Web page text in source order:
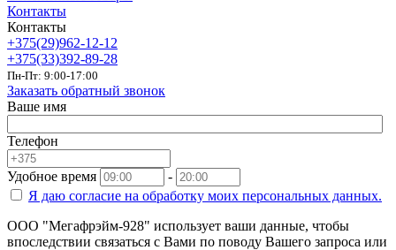
Контакты
Контакты
+375(29)962-12-12
+375(33)392-89-28
Пн-Пт: 9:00-17:00
Заказать обратный звонок
Ваше имя
Телефон
Удобное время
-
Я даю согласие на обработку моих персональных данных.
ООО "Мегафрэйм-928" использует ваши данные, чтобы
впоследствии связаться с Вами по поводу Вашего запроса или